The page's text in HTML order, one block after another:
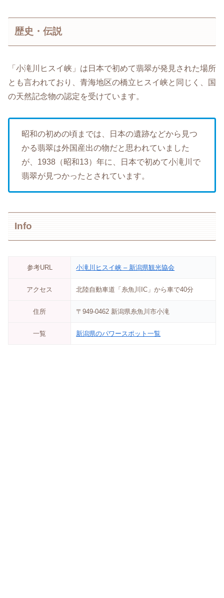
歴史・伝説
「小滝川ヒスイ峡」は日本で初めて翡翠が発見された場所
とも言われており、青海地区の橋立ヒスイ峡と同じく、国
の天然記念物の認定を受けています。
昭和の初めの頃までは、日本の遺跡などから見つ
かる翡翠は外国産出の物だと思われていました
が、1938（昭和13）年に、日本で初めて小滝川で
翡翠が見つかったとされています。
Info
参考URL 小滝川ヒスイ峡 – 新潟県観光協会
アクセス 北陸自動車道「糸魚川IC」から車で40分
住所 〒949-0462 新潟県糸魚川市小滝
一覧 新潟県のパワースポット一覧